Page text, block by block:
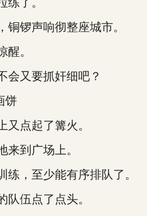
锣声响彻整座城市。
。
又要抓奸细吧？
饼
点起了篝火。
到广场上。
，至少能有序排队了。
伍点了点头。